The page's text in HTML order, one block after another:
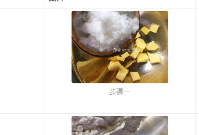
步骤一